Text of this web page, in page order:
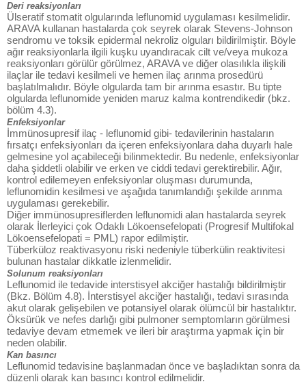
Deri reaksiyonları
Ülseratif stomatit olgularında leflunomid uygulaması kesilmelidir.
ARAVA kullanan hastalarda çok seyrek olarak Stevens-Johnson
sendromu ve toksik epidermal nekroliz olguları bildirilmiştir. Böyle
ağır reaksiyonlarla ilgili kuşku uyandıracak cilt ve/veya mukoza
reaksiyonları görülür görülmez, ARAVA ve diğer olasılıkla ilişkili
ilaçlar ile tedavi kesilmeli ve hemen ilaç arınma prosedürü
başlatılmalıdır. Böyle olgularda tam bir arınma esastır. Bu tipte
olgularda leflunomide yeniden maruz kalma kontrendikedir (bkz.
bölüm 4.3).
Enfeksiyonlar
İmmünosupresif ilaç - leflunomid gibi- tedavilerinin hastaların
fırsatçı enfeksiyonları da içeren enfeksiyonlara daha duyarlı hale
gelmesine yol açabileceği bilinmektedir. Bu nedenle, enfeksiyonlar
daha şiddetli olabilir ve erken ve ciddi tedavi gerektirebilir. Ağır,
kontrol edilemeyen enfeksiyonlar oluşması durumunda,
leflunomidin kesilmesi ve aşağıda tanımlandığı şekilde arınma
uygulaması gerekebilir.
Diğer immünosupresiflerden leflunomidi alan hastalarda seyrek
olarak İlerleyici çok Odaklı Lökoensefelopati (Progresif Multifokal
Lökoensefelopati = PML) rapor edilmiştir.
Tüberküloz reaktivasyonu riski nedeniyle tüberkülin reaktivitesi
bulunan hastalar dikkatle izlenmelidir.
Solunum reaksiyonları
Leflunomid ile tedavide interstisyel akciğer hastalığı bildirilmiştir
(Bkz. Bölüm 4.8). İnterstisyel akciğer hastalığı, tedavi sırasında
akut olarak gelişebilen ve potansiyel olarak ölümcül bir hastalıktır.
Öksürük ve nefes darlığı gibi pulmoner semptomların görülmesi
tedaviye devam etmemek ve ileri bir araştırma yapmak için bir
neden olabilir.
Kan basıncı
Leflunomid tedavisine başlanmadan önce ve başladıktan sonra da
düzenli olarak kan basıncı kontrol edilmelidir.